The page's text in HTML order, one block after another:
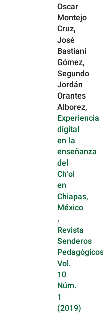
Oscar
Montejo
Cruz,
José
Bastiani
Gómez,
Segundo
Jordán
Orantes
Alborez,
Experiencia
digital
en la
enseñanza
del
Ch’ol
en
Chiapas,
México
,
Revista
Senderos
Vol.
10
Núm.
1
(2019)